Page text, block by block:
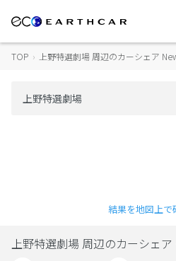
TOP › 上野特選劇場 周辺のカーシェア
結果を地図上で
上野特選劇場 周辺のカーシェ